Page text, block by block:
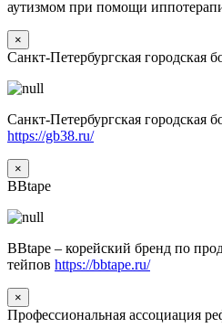
аутизмом при помощи
×
Санкт-Петербургская
Санкт-Петербургская
https://gb38.ru/
×
BBtape
BBtape – корейский бренд по
тейпов https://bbtape.ru/
×
Профессиональная ассоциация